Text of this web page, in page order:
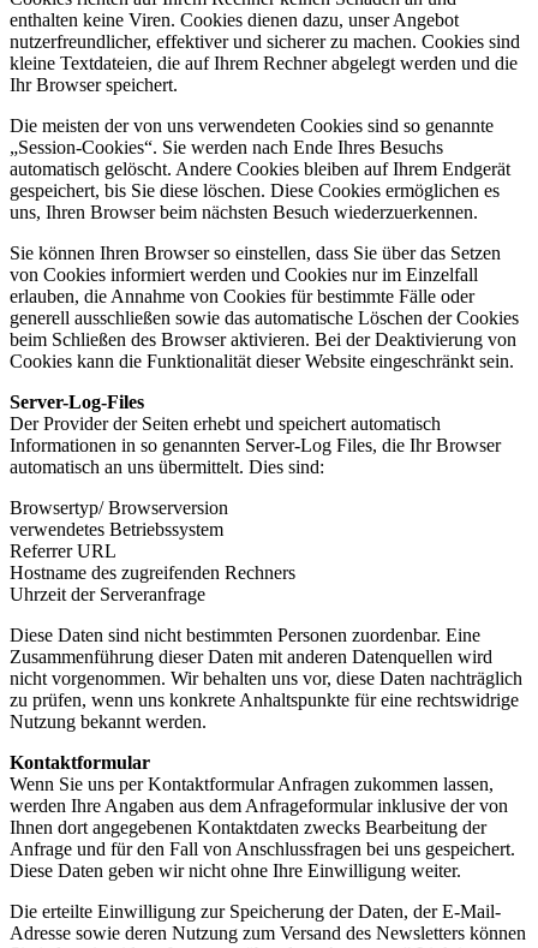
enthalten keine Viren. Cookies dienen dazu, unser Angebot
nutzerfreundlicher, effektiver und sicherer zu machen. Cookies sind
kleine Textdateien, die auf Ihrem Rechner abgelegt werden und die
Ihr Browser speichert.
Die meisten der von uns verwendeten Cookies sind so genannte
„Session-Cookies“. Sie werden nach Ende Ihres Besuchs
automatisch gelöscht. Andere Cookies bleiben auf Ihrem Endgerät
gespeichert, bis Sie diese löschen. Diese Cookies ermöglichen es
uns, Ihren Browser beim nächsten Besuch wiederzuerkennen.
Sie können Ihren Browser so einstellen, dass Sie über das Setzen
von Cookies informiert werden und Cookies nur im Einzelfall
erlauben, die Annahme von Cookies für bestimmte Fälle oder
generell ausschließen sowie das automatische Löschen der Cookies
beim Schließen des Browser aktivieren. Bei der Deaktivierung von
Cookies kann die Funktionalität dieser Website eingeschränkt sein.
Server-Log-Files
Der Provider der Seiten erhebt und speichert automatisch
Informationen in so genannten Server-Log Files, die Ihr Browser
automatisch an uns übermittelt. Dies sind:
Browsertyp/ Browserversion
verwendetes Betriebssystem
Referrer URL
Hostname des zugreifenden Rechners
Uhrzeit der Serveranfrage
Diese Daten sind nicht bestimmten Personen zuordenbar. Eine
Zusammenführung dieser Daten mit anderen Datenquellen wird
nicht vorgenommen. Wir behalten uns vor, diese Daten nachträglich
zu prüfen, wenn uns konkrete Anhaltspunkte für eine rechtswidrige
Nutzung bekannt werden.
Kontaktformular
Wenn Sie uns per Kontaktformular Anfragen zukommen lassen,
werden Ihre Angaben aus dem Anfrageformular inklusive der von
Ihnen dort angegebenen Kontaktdaten zwecks Bearbeitung der
Anfrage und für den Fall von Anschlussfragen bei uns gespeichert.
Diese Daten geben wir nicht ohne Ihre Einwilligung weiter.
Die erteilte Einwilligung zur Speicherung der Daten, der E-Mail-
Adresse sowie deren Nutzung zum Versand des Newsletters können